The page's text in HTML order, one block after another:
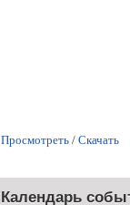
Просмотреть / Скачать
Календарь